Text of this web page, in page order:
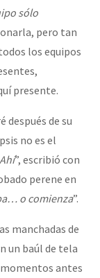
sólo
pero tan
los equipos
presente.
después de su
no es el
Ahí”, escribió con
perene en
o comienza”.
manchadas de
un baúl de tela
antes